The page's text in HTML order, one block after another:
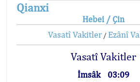
Qianxi
Hebei / Çin
Vasatî Vakitler/ Ezânî
Vasatî Vakitler
İmsâk
03:09